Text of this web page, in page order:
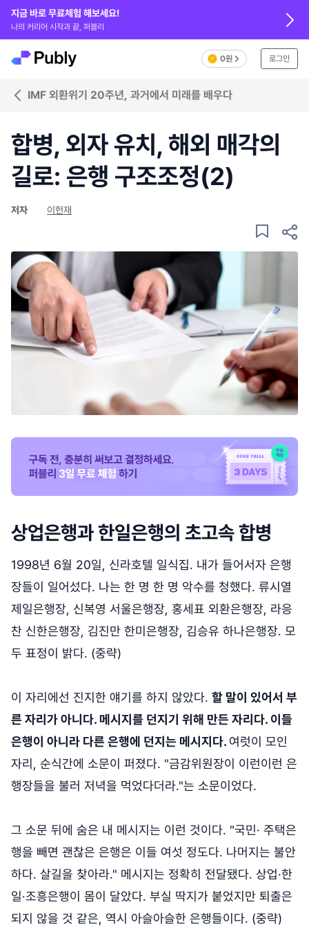
지금 바로 무료체험 해보세요!
나의 커리어 시작과 끝, 퍼블리
0원 로그인
IMF 외환위기 20주년, 과거에서 미래를 배우다
합병, 외자 유치, 해외 매각의
길로: 은행 구조조정(2)
저자 이헌재
상업은행과 한일은행의 초고속 합병
1998년 6월 20일, 신라호텔 일식집. 내가 들어서자 은행
장들이 일어섰다. 나는 한 명 한 명 악수를 청했다. 류시열
제일은행장, 신복영 서울은행장, 홍세표 외환은행장, 라응
찬 신한은행장, 김진만 한미은행장, 김승유 하나은행장. 모
두 표정이 밝다. (중략)
이 자리에선 진지한 얘기를 하지 않았다. 할 말이 있어서 부
른 자리가 아니다. 메시지를 던지기 위해 만든 자리다. 이들
은행이 아니라 다른 은행에 던지는 메시지다. 여럿이 모인
자리, 순식간에 소문이 퍼졌다. "금감위원장이 이런이런 은
행장들을 불러 저녁을 먹었다더라."는 소문이었다.
그 소문 뒤에 숨은 내 메시지는 이런 것이다. "국민· 주택은
행을 빼면 괜찮은 은행은 이들 여섯 정도다. 나머지는 불안
하다. 살길을 찾아라." 메시지는 정확히 전달됐다. 상업·한
일·조흥은행이 몸이 달았다. 부실 딱지가 붙었지만 퇴출은
되지 않을 것 같은, 역시 아슬아슬한 은행들이다. (중략)